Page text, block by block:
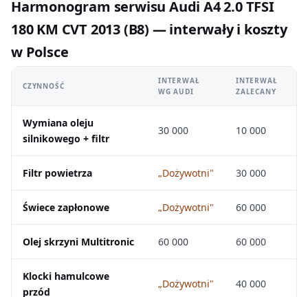
Harmonogram serwisu Audi A4 2.0 TFSI
180 KM CVT 2013 (B8) — interwały i koszty
w Polsce
CZYNNOŚĆ
INTERWAŁ
WG AUDI
INTERWAŁ
ZALECANY
Wymiana oleju
silnikowego + filtr
30 000 10 000
Filtr powietrza „Dożywotni" 30 000
Świece zapłonowe „Dożywotni" 60 000
Olej skrzyni Multitronic 60 000 60 000
Klocki hamulcowe
przód
„Dożywotni" 40 000